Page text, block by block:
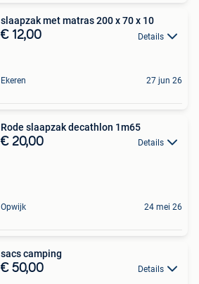
slaapzak met matras 200 x 70 x 10
€ 12,00 Details
Ekeren 27 jun 26
Rode slaapzak decathlon 1m65
€ 20,00 Details
Opwijk 24 mei 26
sacs camping
€ 50,00 Details